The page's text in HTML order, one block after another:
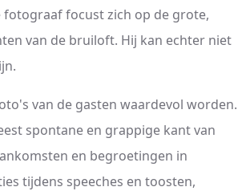
fotograaf focust zich op de grote,
van de bruiloft. Hij kan echter niet
van de gasten waardevol worden.
spontane en grappige kant van
en begroetingen in
tijdens speeches en toosten,